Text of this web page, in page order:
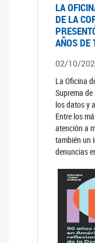
LA
DE LA
AÑOS DE
02/10/
La Oficina
Suprema
los datos y
Entre los
atención a
también un
denuncias